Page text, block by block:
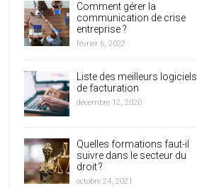
Comment gérer la
communication de crise
entreprise ?
février 6, 2022
Liste des meilleurs logiciels
de facturation
décembre 12, 2020
Quelles formations faut-il
suivre dans le secteur du
droit ?
octobre 24, 2021